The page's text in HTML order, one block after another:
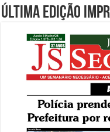
Última edição